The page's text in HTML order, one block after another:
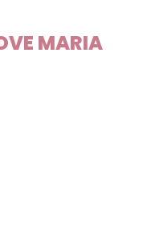
MARIA